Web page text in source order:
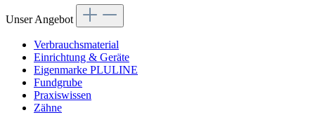
Unser Angebot
Verbrauchsmaterial
Einrichtung & Geräte
Eigenmarke PLULINE
Fundgrube
Praxiswissen
Zähne